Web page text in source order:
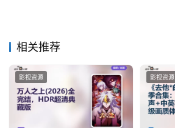
相关推荐
影视资源 影视资源